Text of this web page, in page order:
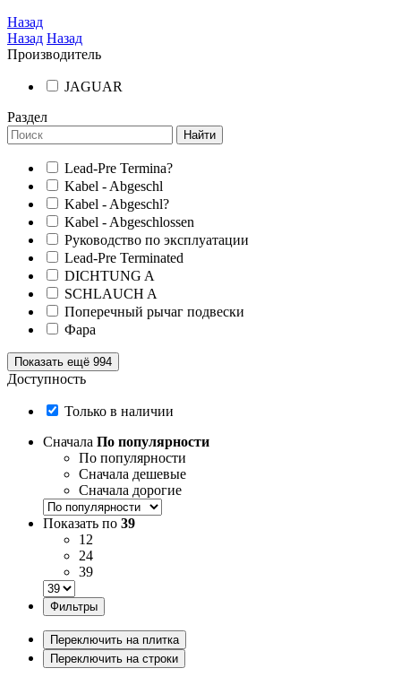
Назад
Назад Назад
Производитель
JAGUAR
Раздел
Найти
Lead-Pre Termina?
Kabel - Abgeschl
Kabel - Abgeschl?
Kabel - Abgeschlossen
Руководство по эксплуатации
Lead-Pre Terminated
DICHTUNG A
SCHLAUCH A
Поперечный рычаг подвески
Фара
Показать ещё 994
Доступность
Только в наличии
Сначала По популярности
По популярности
Сначала дешевые
Сначала дорогие
Показать по 39
12
24
39
Фильтры
Переключить на плитка
Переключить на строки